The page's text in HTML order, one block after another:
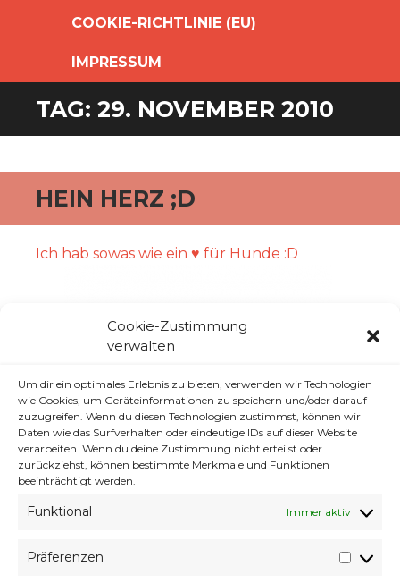
Cookie-Zustimmung
verwalten
Um dir ein optimales Erlebnis zu bieten, verwenden wir Technologien
wie Cookies, um Geräteinformationen zu speichern und/oder darauf
zuzugreifen. Wenn du diesen Technologien zustimmst, können wir
Daten wie das Surfverhalten oder eindeutige IDs auf dieser Website
verarbeiten. Wenn du deine Zustimmung nicht erteilst oder
zurückziehst, können bestimmte Merkmale und Funktionen
beeinträchtigt werden.
Funktional Immer aktiv
Präferenzen
COOKIE-RICHTLINIE (EU)
IMPRESSUM
TAG: 29. NOVEMBER 2010
HEIN HERZ ;D
Ich hab sowas wie ein ♥ für Hunde :D
aber mal was anderes. Ich hab derzeit Zwei,